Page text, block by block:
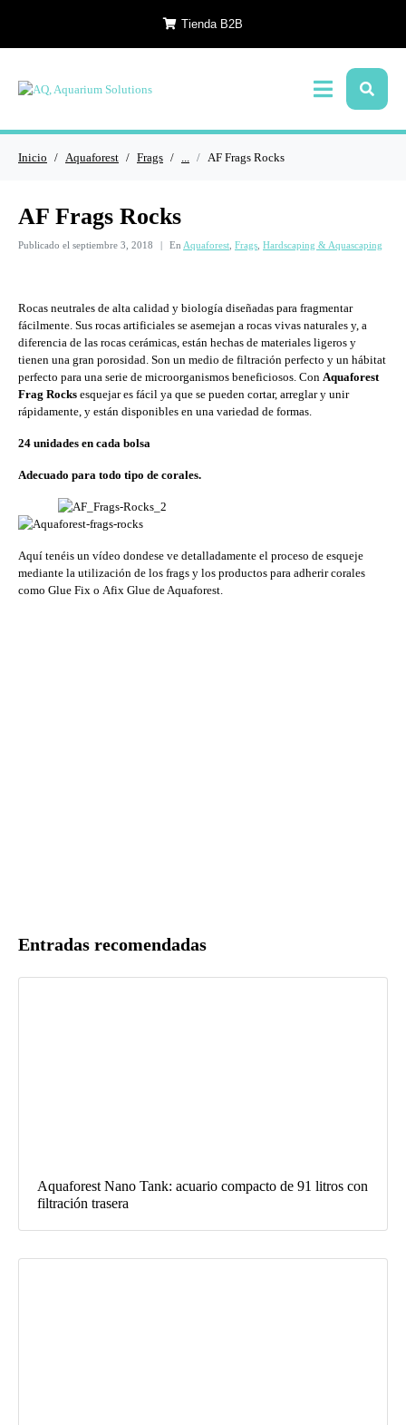
Tienda B2B
Inicio Aquaforest Frags ... AF Frags Rocks
AF Frags Rocks
Publicado el septiembre 3, 2018 En Aquaforest Frags Hardscaping & Aquascaping
Rocas neutrales de alta calidad y biología diseñadas para fragmentar
fácilmente. Sus rocas artificiales se asemejan a rocas vivas naturales y, a
diferencia de las rocas cerámicas, están hechas de materiales ligeros y
tienen una gran porosidad. Son un medio de filtración perfecto y un hábitat
perfecto para una serie de microorganismos beneficiosos. Con Aquaforest
Frag Rocks esquejar es fácil ya que se pueden cortar, arreglar y unir
rápidamente, y están disponibles en una variedad de formas.
24 unidades en cada bolsa
Adecuado para todo tipo de corales.
Aquí tenéis un vídeo dondese ve detalladamente el proceso de esqueje
mediante la utilización de los frags y los productos para adherir corales
como Glue Fix o Afix Glue de Aquaforest.
Entradas recomendadas
Aquaforest Nano Tank: acuario compacto de 91 litros con
filtración trasera